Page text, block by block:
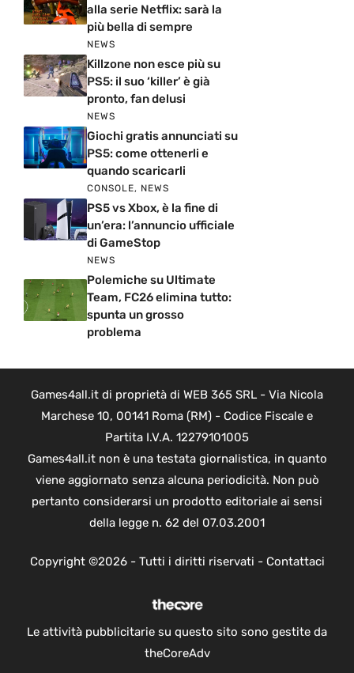
alla serie Netflix: sarà la
più bella di sempre
NEWS
Killzone non esce più su
PS5: il suo ‘killer’ è già
pronto, fan delusi
NEWS
Giochi gratis annunciati su
PS5: come ottenerli e
quando scaricarli
CONSOLE, NEWS
PS5 vs Xbox, è la fine di
un’era: l’annuncio ufficiale
di GameStop
NEWS
Polemiche su Ultimate
Team, FC26 elimina tutto:
spunta un grosso
problema
Games4all.it di proprietà di WEB 365 SRL - Via Nicola
Marchese 10, 00141 Roma (RM) - Codice Fiscale e
Partita I.V.A. 12279101005
Games4all.it non è una testata giornalistica, in quanto
viene aggiornato senza alcuna periodicità. Non può
pertanto considerarsi un prodotto editoriale ai sensi
della legge n. 62 del 07.03.2001
Copyright ©2026 - Tutti i diritti riservati - Contattaci
Le attività pubblicitarie su questo sito sono gestite da
theCoreAdv